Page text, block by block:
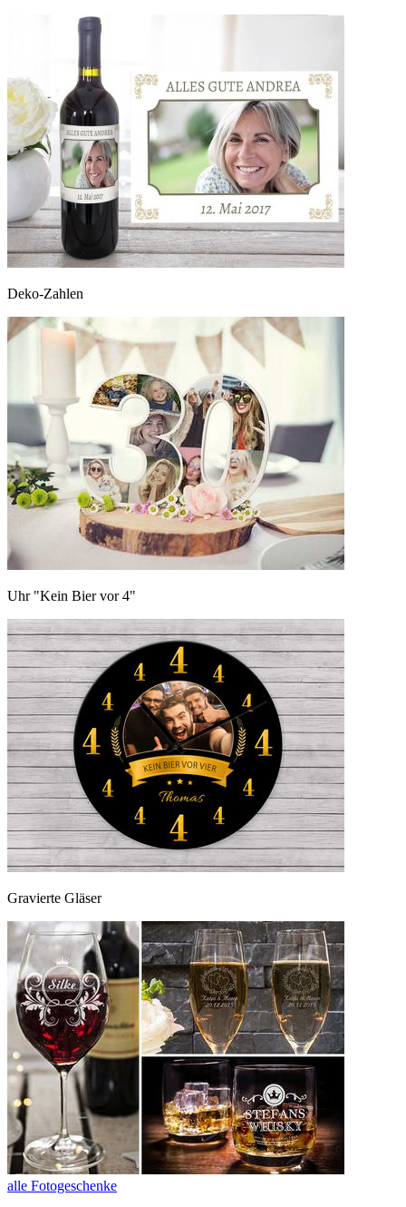
Deko-Zahlen
Uhr "Kein Bier vor 4"
Gravierte Gläser
alle Fotogeschenke